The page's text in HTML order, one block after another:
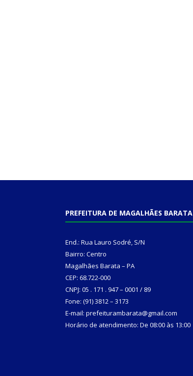
PREFEITURA DE MAGALHÃES BARATA
End.: Rua Lauro Sodré, S/N
Bairro: Centro
Magalhães Barata – PA
CEP: 68.722-000
CNPJ: 05 . 171 . 947 – 0001 / 89
Fone: (91) 3812 – 3173
E-mail: prefeiturambarata@gmail.com
Horário de atendimento: De 08:00 às 13:00